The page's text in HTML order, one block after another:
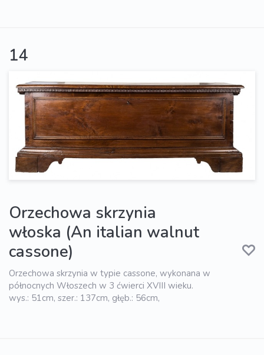
14
Orzechowa skrzynia
włoska (An italian walnut
cassone)
Orzechowa skrzynia w typie cassone, wykonana w
północnych Włoszech w 3 ćwierci XVIII wieku.
wys.: 51cm, szer.: 137cm, głęb.: 56cm,